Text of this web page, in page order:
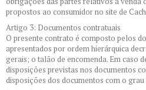
propostos ao consumidor no site de
Artigo 3: Documentos contratuais
O presente contrato é composto pelos
apresentados por ordem hierárquica
gerais; o talão de encomenda. Em caso
disposições previstas nos documentos
disposições dos documentos com o